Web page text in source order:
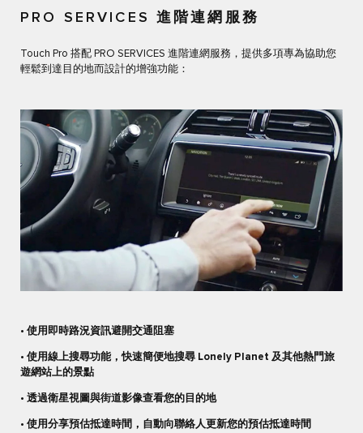
PRO SERVICES 進階連網服務
Touch Pro 搭配 PRO SERVICES 進階連網服務，提供多項專為協助您
輕鬆到達目的地而設計的增強功能：
• 使用即時路況資訊避開交通阻塞
• 使用線上搜尋功能，快速簡便地搜尋 Lonely Planet 及其他熱門旅
遊網站上的景點
• 透過衛星視圖與街道影像查看您的目的地
• 使用分享預估抵達時間，自動向聯絡人更新您的預估抵達時間